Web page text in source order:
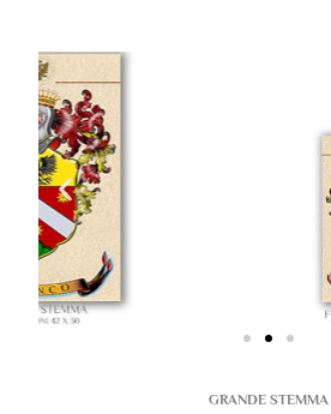
GRANDE STEMMA